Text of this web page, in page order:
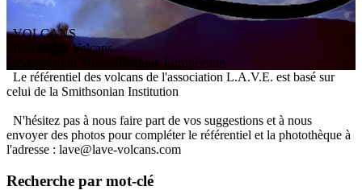
VOLCANS
/ Référentiel Volcans
ssociation V olcanologiqueEuropéenne
Le référentiel des volcans de l'association L.A.V.E. est basé sur
celui de la Smithsonian Institution
N'hésitez pas à nous faire part de vos suggestions et à nous
envoyer des photos pour compléter le référentiel et la photothèque à
l'adresse : lave@lave-volcans.com
Recherche par mot-clé